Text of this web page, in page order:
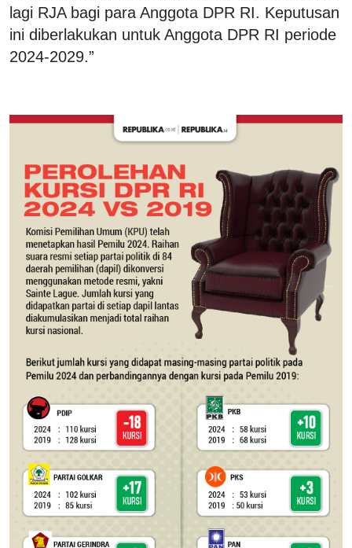
lagi RJA bagi para Anggota DPR RI. Keputusan
ini diberlakukan untuk Anggota DPR RI periode
2024-2029.”